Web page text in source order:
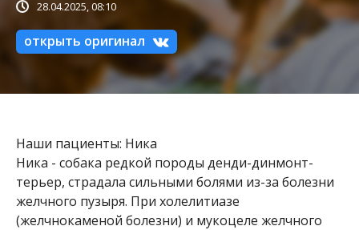
28.04.2025, 08:10
открыть оригинал
Наши пациенты: Ника
Ника - собака редкой породы денди-динмонт-
терьер, страдала сильными болями из-за болезни
желчного пузыря. При холелитиазе
(желчнокаменой болезни) и мукоцеле желчного